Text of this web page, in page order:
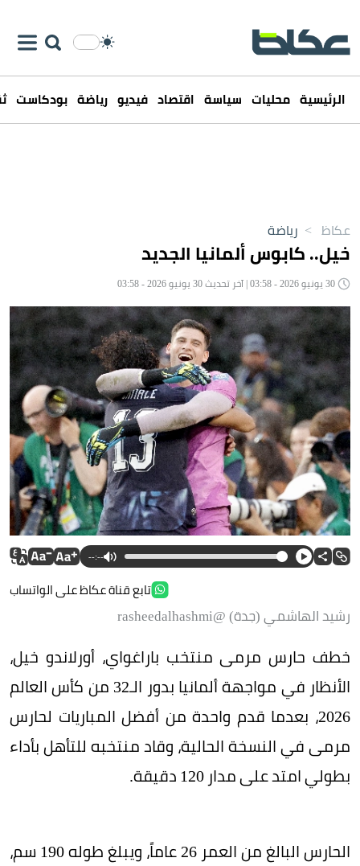
الرئيسية محليات سياسة اقتصاد فيديو رياضة بودكاست
عكاظ > رياضة
خيل.. كابوس ألمانيا الجديد
--:--
تابع قناة عكاظ على الواتساب
رشيد الهاشمي (جدة) @rasheedalhashmi
خطف حارس مرمى منتخب باراغواي، أورلاندو خيل،
الأنظار في مواجهة ألمانيا بدور الـ32 من كأس العالم
2026، بعدما قدم واحدة من أفضل المباريات لحارس
مرمى في النسخة الحالية، وقاد منتخبه للتأهل بأداء
بطولي امتد على مدار 120 دقيقة.
الحارس البالغ من العمر 26 عاماً، ويبلغ طوله 190 سم،